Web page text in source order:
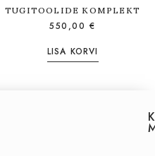
TUGITOOLIDE KOMPLEKT
550,00€
LISA KORVI